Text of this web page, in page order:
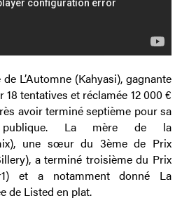
L’Automne (Kahyasi), gagnante
18 tentatives et réclamée 12 000 €
avoir terminé septième pour sa
publique. La mère de la
une sœur du 3ème de Prix
a terminé troisième du Prix
et a notamment donné La
de Listed en plat.